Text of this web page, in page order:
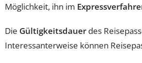
Möglichkeit, ihn im
Die Gültigkeitsdauer des
Interessanterweise können